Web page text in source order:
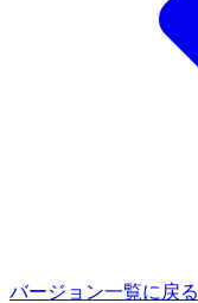
バージョン一覧に戻る